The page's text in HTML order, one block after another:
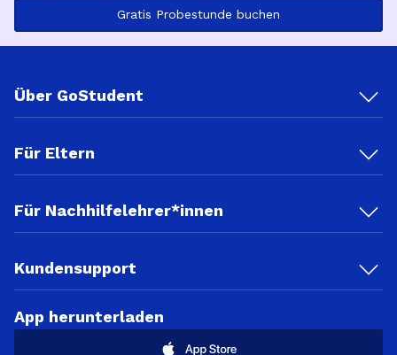
Gratis Probestunde buchen
Über GoStudent
Für Eltern
Für Nachhilfelehrer*innen
Kundensupport
App herunterladen